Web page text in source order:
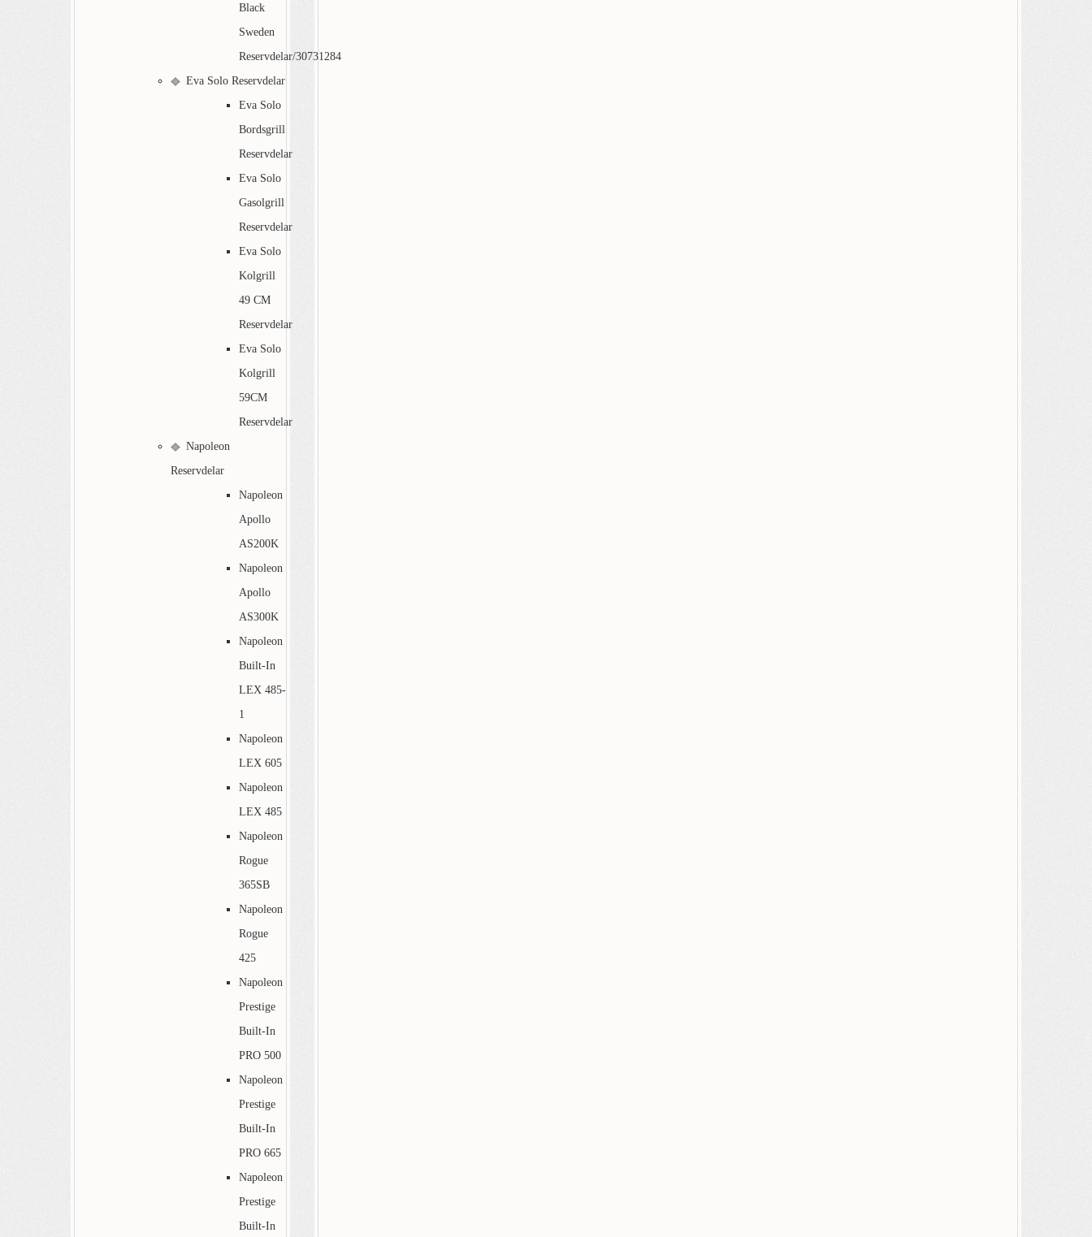
Black
Sweden
Reservdelar/30731284
Eva Solo Reservdelar
Eva Solo
Bordsgrill
Reservdelar
Eva Solo
Gasolgrill
Reservdelar
Eva Solo
Kolgrill
49 CM
Reservdelar
Eva Solo
Kolgrill
59CM
Reservdelar
Napoleon
Reservdelar
Napoleon
Apollo
AS200K
Napoleon
Apollo
AS300K
Napoleon
Built-In
LEX 485-
1
Napoleon
LEX 605
Napoleon
LEX 485
Napoleon
Rogue
365SB
Napoleon
Rogue
425
Napoleon
Prestige
Built-In
PRO 500
Napoleon
Prestige
Built-In
PRO 665
Napoleon
Prestige
Built-In